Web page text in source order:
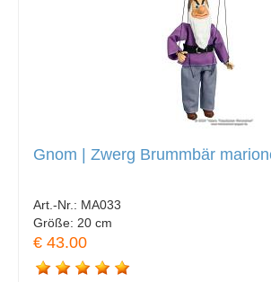
Gnom | Zwerg Brummbär
Art.-Nr.: MA033
Größe: 20 cm
€ 43.00